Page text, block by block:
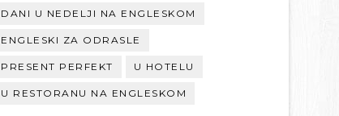
DANI U NEDELJI NA ENGLESKOM
ENGLESKI ZA ODRASLE
PRESENT PERFEKT U HOTELU
U RESTORANU NA ENGLESKOM